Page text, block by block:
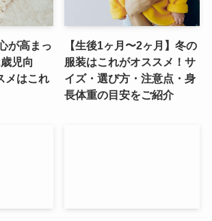
が高まっ
児向
メはこれ
【生後1ヶ月〜2ヶ月】冬の
服装はこれがオススメ！サ
イズ・選び方・注意点・身
長体重の目安をご紹介